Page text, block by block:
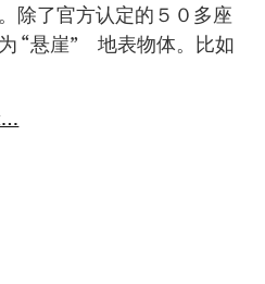
除了官方认定的５０多座
“悬崖” 地表物体。比如